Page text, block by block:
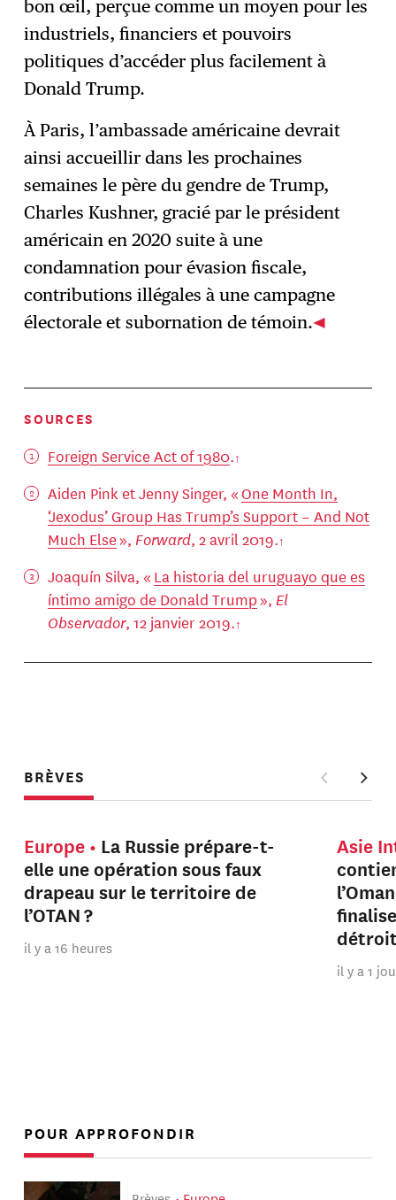
bon œil, perçue comme un moyen pour les
industriels, financiers et pouvoirs
politiques d’accéder plus facilement à
Donald Trump.
À Paris, l’ambassade américaine devrait
ainsi accueillir dans les prochaines
semaines le père du gendre de Trump,
Charles Kushner, gracié par le président
américain en 2020 suite à une
condamnation pour évasion fiscale,
contributions illégales à une campagne
électorale et subornation de témoin.
SOURCES
Foreign Service Act of 1980.
Aiden Pink et Jenny Singer, «One Month In,
‘Jexodus’ Group Has Trump’s Support – And Not
Much Else», Forward, 2 avril 2019.
Joaquín Silva, « La historia del uruguayo que es
íntimo amigo de Donald Trump», El
Observador, 12 janvier 2019.
BRÈVES
Europe
La Russie prépare-t-
elle une opération sous faux
drapeau sur le territoire de
l’OTAN ?
il y a 16 heures
Asie
il y a 1
POUR APPROFONDIR